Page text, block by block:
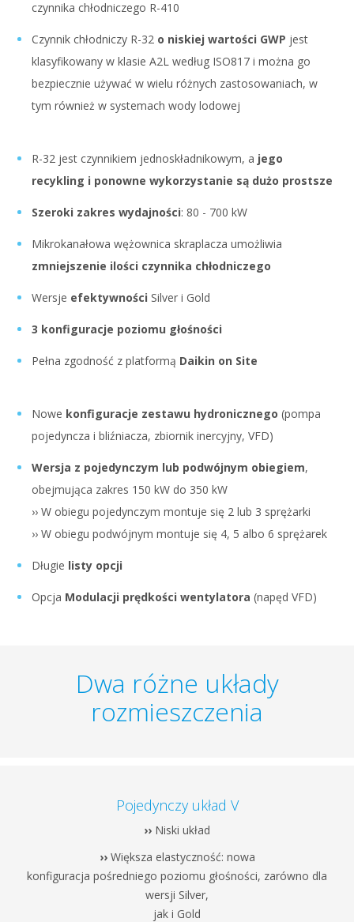
czynnika chłodniczego R-410
Czynnik chłodniczy R-32 o niskiej wartości GWP jest
klasyfikowany w klasie A2L według ISO817 i można go
bezpiecznie używać w wielu różnych zastosowaniach, w
tym również w systemach wody lodowej
R-32 jest czynnikiem jednoskładnikowym, a jego
recykling i ponowne wykorzystanie są dużo prostsze
Szeroki zakres wydajności: 80 - 700 kW
Mikrokanałowa wężownica skraplacza umożliwia
zmniejszenie ilości czynnika chłodniczego
Wersje efektywności Silver i Gold
3 konfiguracje poziomu głośności
Pełna zgodność z platformą Daikin on Site
Nowe konfiguracje zestawu hydronicznego (pompa
pojedyncza i bliźniacza, zbiornik inercyjny, VFD)
Wersja z pojedynczym lub podwójnym obiegiem,
obejmująca zakres 150 kW do 350 kW
›› W obiegu pojedynczym montuje się 2 lub 3 sprężarki
›› W obiegu podwójnym montuje się 4, 5 albo 6 sprężarek
Długie listy opcji
Opcja Modulacji prędkości wentylatora (napęd VFD)
Dwa różne układy
rozmieszczenia
Pojedynczy układ V
›› Niski układ
››Większa elastyczność: nowa
konfiguracja pośredniego poziomu głośności, zarówno dla
wersji Silver,
jak i Gold